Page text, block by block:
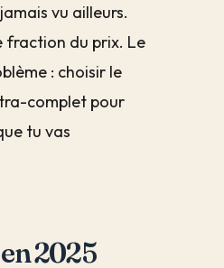
vu ailleurs.
fraction du prix. Le
: choisir le
complet pour
tu vas
2025